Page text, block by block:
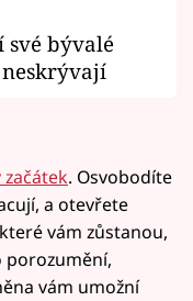
bývalé
. Osvobodíte
a otevřete
vám zůstanou,
porozumění,
vám umožní